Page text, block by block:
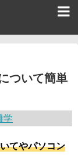
ついて簡単
学
てやパソコン